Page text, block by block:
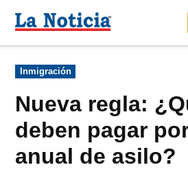
Para mantenerte informado
Donar
contenido
Noticia
Publicado
en
Inmigración
Nueva regla:
deben pagar
anual de asilo?